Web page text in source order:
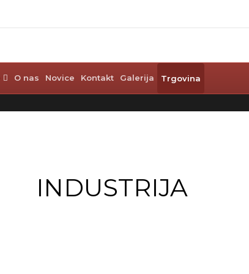
O nas Novice Kontakt Galerija Trgovina
INDUSTRIJA